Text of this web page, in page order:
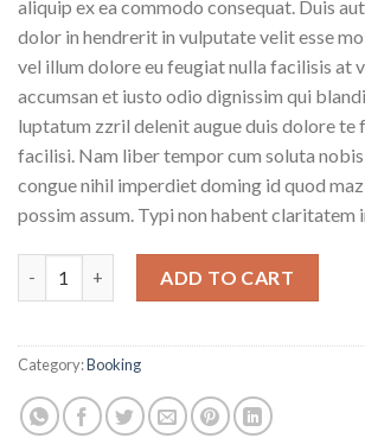
aliquip ex ea commodo consequat. Duis
dolor in hendrerit in vulputate velit esse
vel illum dolore eu feugiat nulla facilisis at
accumsan et iusto odio dignissim qui
luptatum zzril delenit augue duis dolore te
facilisi. Nam liber tempor cum soluta
congue nihil imperdiet doming id quod
possim assum. Typi non habent claritatem
ADD TO CART
Category:Booking